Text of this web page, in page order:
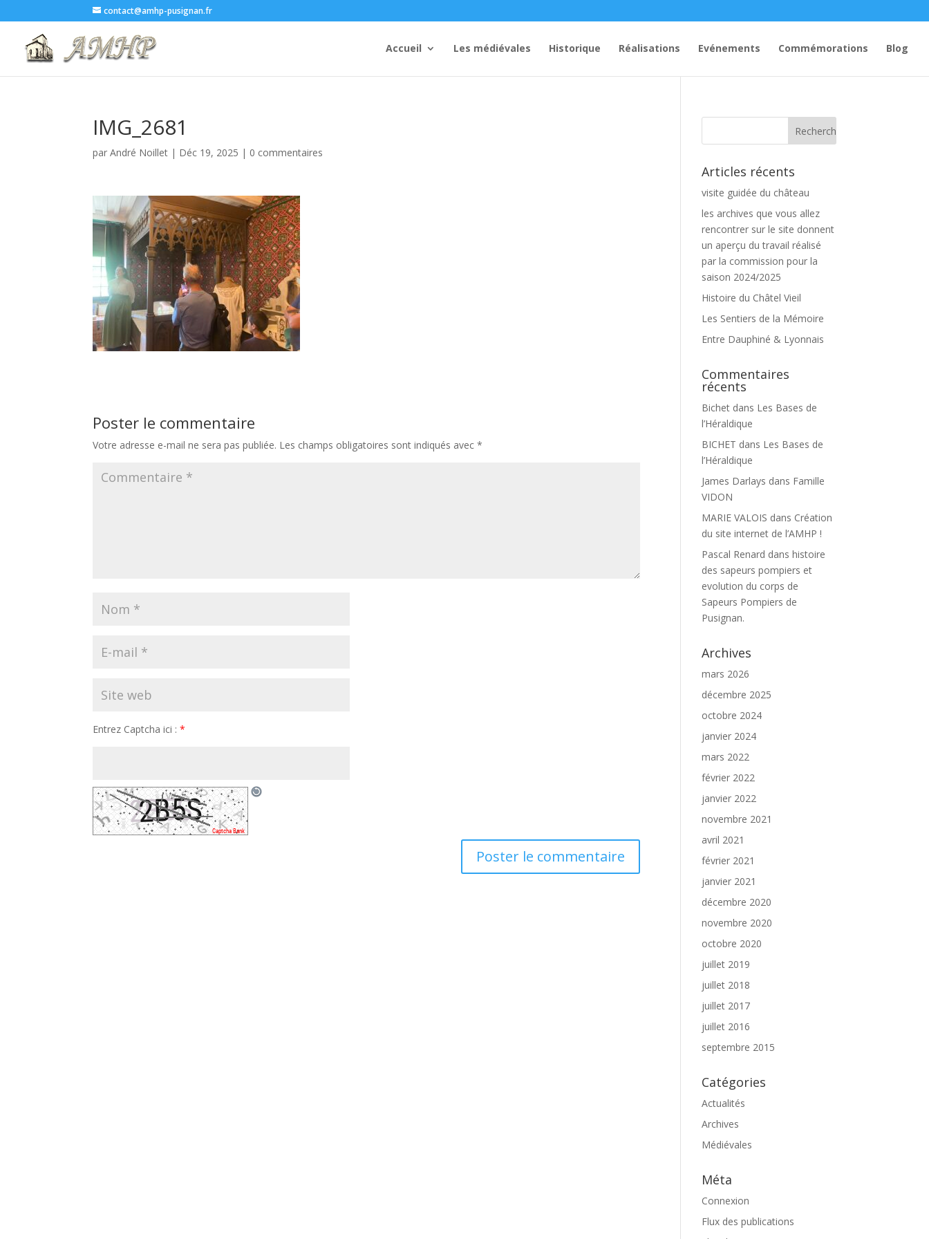
contact@amhp-pusignan.fr
Accueil Les médiévales Historique Réalisations Evénements Commémorations Blog
IMG_2681
parAndré Noillet | Déc 19, 2025 | 0 commentaires
Poster le commentaire
Votre adresse e-mail ne sera pas publiée. Les champs obligatoires sont indiqués avec*
Entrez Captcha ici :*
Articles récents
visite guidée du château
les archives que vous allez
rencontrer sur le site donnent
un aperçu du travail réalisé
par la commission pour la
saison 2024/2025
Histoire du Châtel Vieil
Les Sentiers de la Mémoire
Entre Dauphiné & Lyonnais
Commentaires
récents
Bichet dans Les Bases de
l’Héraldique
BICHET dans Les Bases de
l’Héraldique
James Darlays dans Famille
VIDON
MARIE VALOIS dans Création
du site internet de l’AMHP !
Pascal Renard danshistoire
des sapeurs pompiers et
evolution du corps de
Sapeurs Pompiers de
Pusignan.
Archives
mars 2026
décembre 2025
octobre 2024
janvier 2024
mars 2022
février 2022
janvier 2022
novembre 2021
avril 2021
février 2021
janvier 2021
décembre 2020
novembre 2020
octobre 2020
juillet 2019
juillet 2018
juillet 2017
juillet 2016
septembre 2015
Catégories
Actualités
Archives
Médiévales
Méta
Connexion
Flux des publications